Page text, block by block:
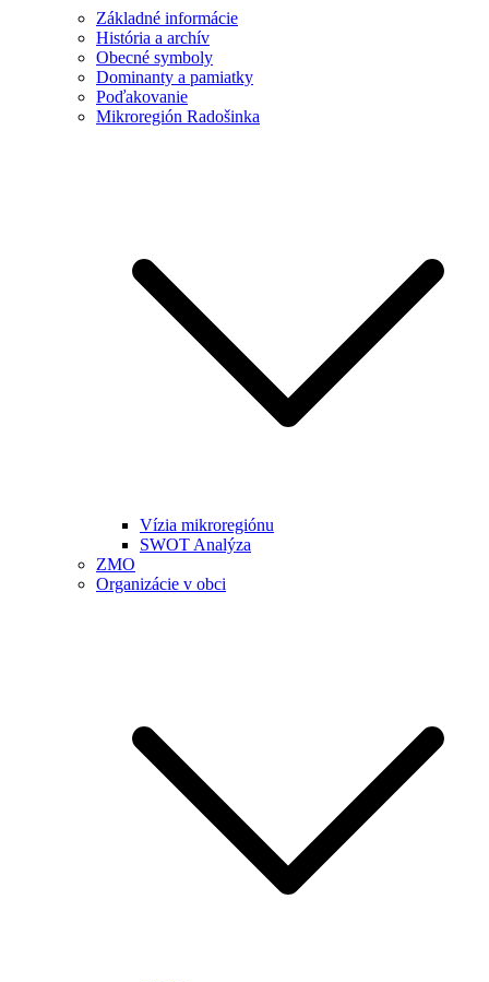
Základné informácie
História a archív
Obecné symboly
Dominanty a pamiatky
Poďakovanie
Mikroregión Radošinka
Vízia mikroregiónu
SWOT Analýza
ZMO
Organizácie v obci